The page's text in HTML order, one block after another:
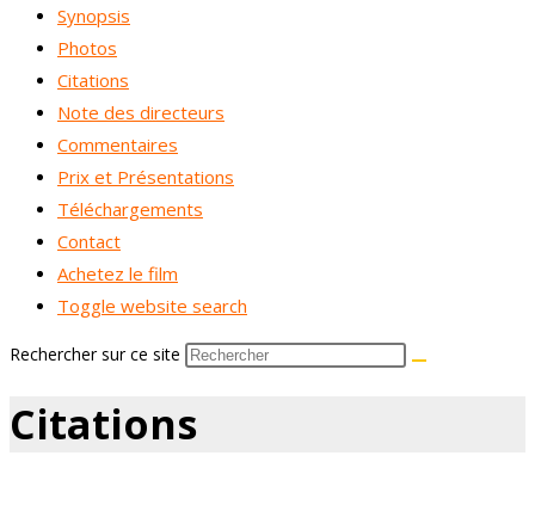
Synopsis
Photos
Citations
Note des directeurs
Commentaires
Prix et Présentations
Téléchargements
Contact
Achetez le film
Toggle website search
Rechercher sur ce site
Citations